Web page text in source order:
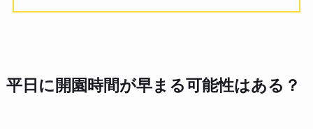
平日に開園時間が早まる可能性はある？